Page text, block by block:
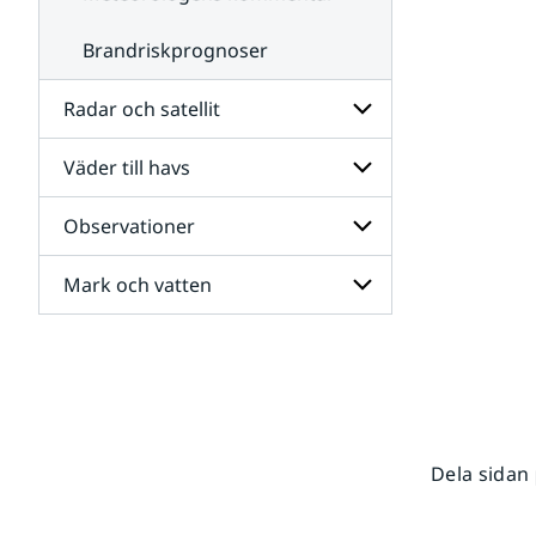
Brandriskprognoser
Radar och satellit
Undersidor
för
Radar
och
satellit
Väder till havs
Undersidor
för
Väder
till
havs
Observationer
Undersidor
för
Mark och vatten
Dela sidan